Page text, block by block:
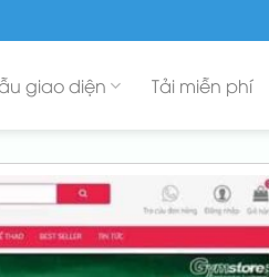
giao diện Tải miễn phí